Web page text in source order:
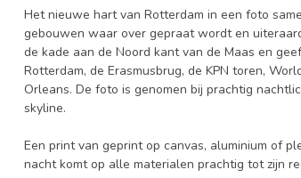
Het nieuwe hart van Rotterdam in een foto
gebouwen waar over gepraat wordt en
de kade aan de Noord kant van de Maas en
Rotterdam, de Erasmusbrug, de KPN toren,
Orleans. De foto is genomen bij prachtig
skyline.
Een print van geprint op canvas, aluminium of
nacht komt op alle materialen prachtig tot zijn